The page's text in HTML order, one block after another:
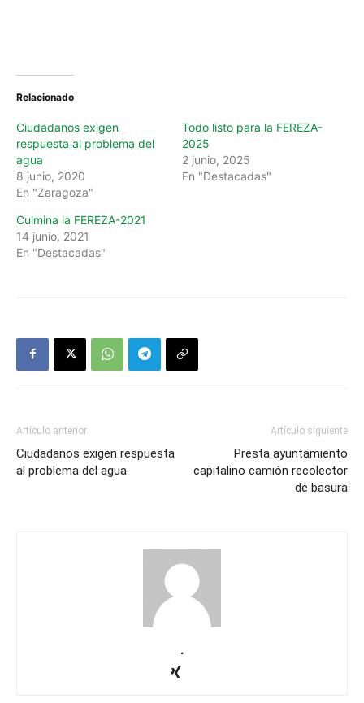
Relacionado
Ciudadanos exigen
respuesta al problema del
agua
8 junio, 2020
En "Zaragoza"
Todo listo para la FEREZA-
2025
2 junio, 2025
En "Destacadas"
Culmina la FEREZA-2021
14 junio, 2021
En "Destacadas"
Artículo anterior
Ciudadanos exigen respuesta
al problema del agua
Artículo siguiente
Presta ayuntamiento
capitalino camión recolector
de basura
.